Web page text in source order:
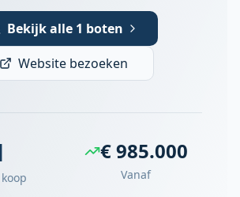
Bekijk alle 1 boten
Website bezoeken
€ 985.000
Vanaf